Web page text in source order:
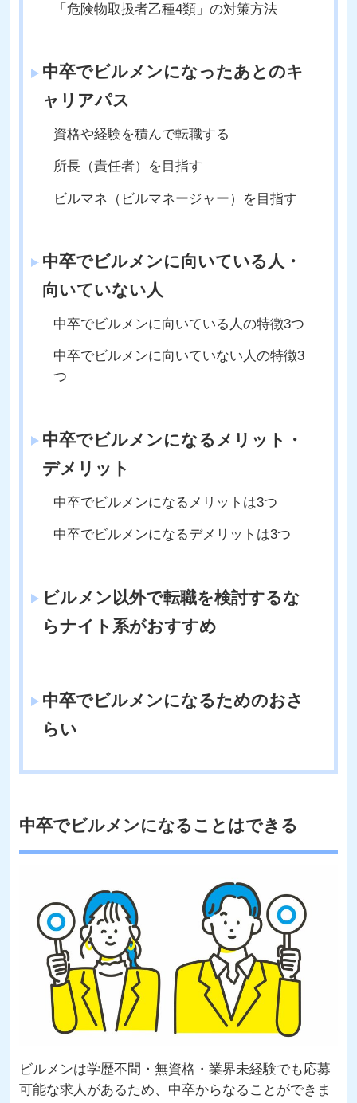
「危険物取扱者乙種4類」の対策方法
中卒でビルメンになったあとのキ
ャリアパス
資格や経験を積んで転職する
所長（責任者）を目指す
ビルマネ（ビルマネージャー）を目指す
中卒でビルメンに向いている人・
向いていない人
中卒でビルメンに向いている人の特徴3つ
中卒でビルメンに向いていない人の特徴3
つ
中卒でビルメンになるメリット・
デメリット
中卒でビルメンになるメリットは3つ
中卒でビルメンになるデメリットは3つ
ビルメン以外で転職を検討するな
らナイト系がおすすめ
中卒でビルメンになるためのおさ
らい
中卒でビルメンになることはできる
ビルメンは学歴不問・無資格・業界未経験でも応募
可能な求人があるため、中卒からなることができま